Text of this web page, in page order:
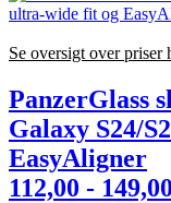
Se oversigt over priser
PanzerGlass
Galaxy S24/
EasyAligner
112,00 -